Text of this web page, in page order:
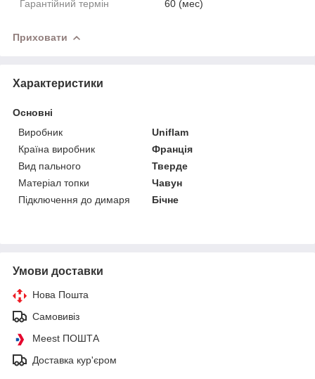
Гарантійний термін 60 (мес)
Приховати
Характеристики
Основні
Виробник
Uniflam
Країна виробник
Франція
Вид пального
Тверде
Матеріал топки
Чавун
Підключення до димаря
Бічне
Умови доставки
Нова Пошта
Самовивіз
Meest ПОШТА
Доставка кур'єром